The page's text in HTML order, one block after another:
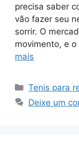
precisa saber
vão fazer seu
sorrir. O
movimento, e
mais
Categorias
Tenis para
Deixe um